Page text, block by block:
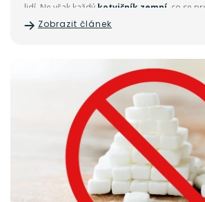
lidí. Ne však každý kotvičník zemní , co se
dobrý efekt a každá část rostliny obsahuje
podmínky. Existuje tedy mnoho faktorů
na co bychom se konkrétně měli zaměřit a co
Zobrazit článek